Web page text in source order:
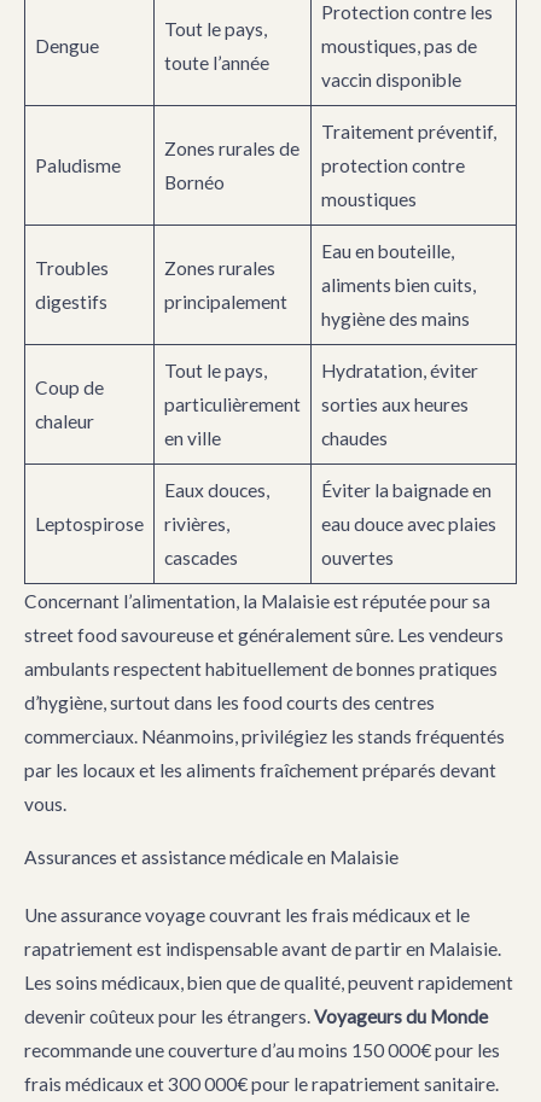
Dengue
Tout le pays,
toute l’année
Protection contre les
moustiques, pas de
vaccin disponible
Paludisme
Zones rurales de
Bornéo
Traitement préventif,
protection contre
moustiques
Troubles
digestifs
Zones rurales
principalement
Eau en bouteille,
aliments bien cuits,
hygiène des mains
Coup de
chaleur
Tout le pays,
particulièrement
en ville
Hydratation, éviter
sorties aux heures
chaudes
Leptospirose
Eaux douces,
rivières,
cascades
Éviter la baignade en
eau douce avec plaies
ouvertes
Concernant l’alimentation, la Malaisie est réputée pour sa
street food savoureuse et généralement sûre. Les vendeurs
ambulants respectent habituellement de bonnes pratiques
d’hygiène, surtout dans les food courts des centres
commerciaux. Néanmoins, privilégiez les stands fréquentés
par les locaux et les aliments fraîchement préparés devant
vous.
Assurances et assistance médicale en Malaisie
Une assurance voyage couvrant les frais médicaux et le
rapatriement est indispensable avant de partir en Malaisie.
Les soins médicaux, bien que de qualité, peuvent rapidement
devenir coûteux pour les étrangers.Voyageurs du Monde
recommande une couverture d’au moins 150 000€ pour les
frais médicaux et 300 000€ pour le rapatriement sanitaire.